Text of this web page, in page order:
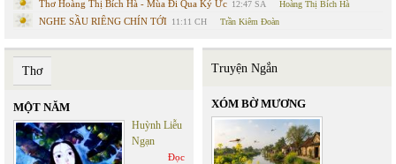
Thơ Hoàng Thị Bích Hà - Mùa Đi Qua Ký Ức 12:47 SA Hoàng Thị Bích Hà
NGHE SẦU RIÊNG CHÍN TỚI 11:11 CH Trần Kiêm Đoàn
Thơ
MỘT NĂM
Huỳnh Liễu
Ngạn
Đọc
Truyện Ngắn
XÓM BỜ MƯƠNG